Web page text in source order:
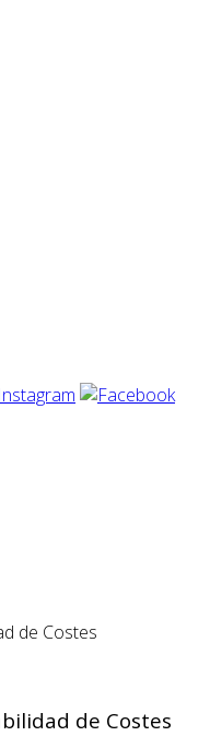
de Costes